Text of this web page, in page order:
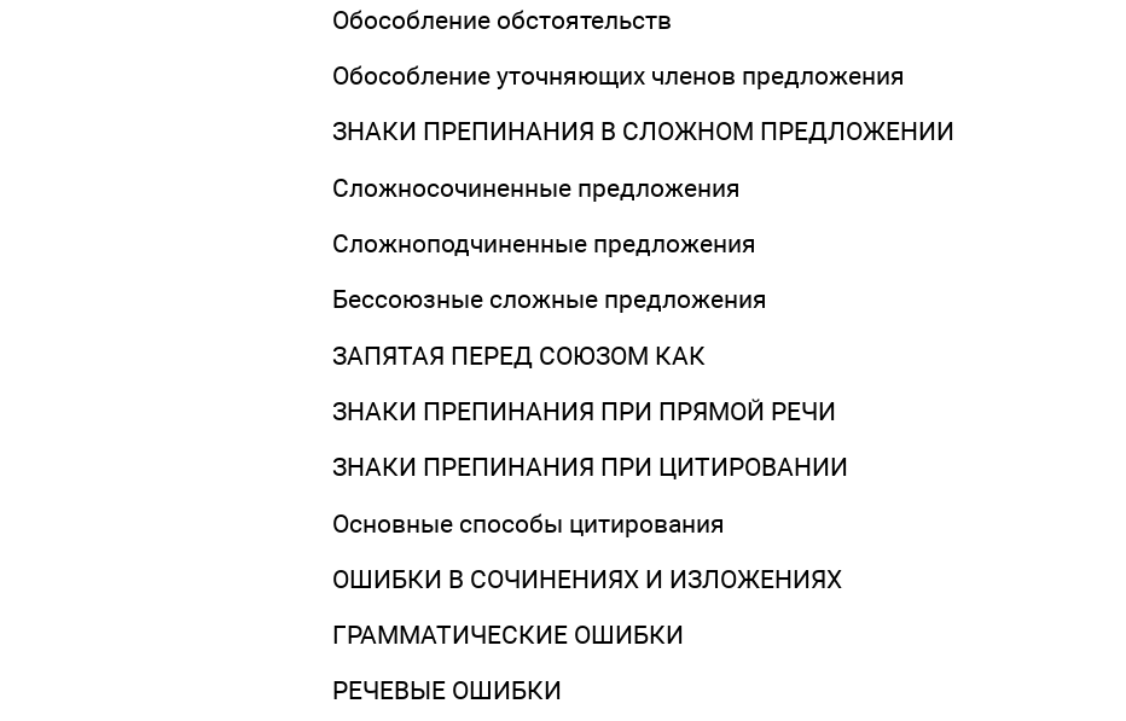
Обособление обстоятельств
Обособление уточняющих членов предложения
ЗНАКИ ПРЕПИНАНИЯ В СЛОЖНОМ ПРЕДЛОЖЕНИИ
Сложносочиненные предложения
Сложноподчиненные предложения
Бессоюзные сложные предложения
ЗАПЯТАЯ ПЕРЕД СОЮЗОМ КАК
ЗНАКИ ПРЕПИНАНИЯ ПРИ ПРЯМОЙ РЕЧИ
ЗНАКИ ПРЕПИНАНИЯ ПРИ ЦИТИРОВАНИИ
Основные способы цитирования
ОШИБКИ В СОЧИНЕНИЯХ И ИЗЛОЖЕНИЯХ
ГРАММАТИЧЕСКИЕ ОШИБКИ
РЕЧЕВЫЕ ОШИБКИ